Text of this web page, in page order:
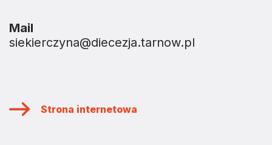
Mail
siekierczyna@diecezja.tarnow.pl
Strona internetowa